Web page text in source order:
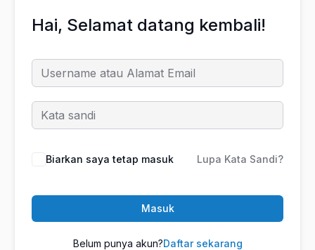
Hai, Selamat datang kembali!
Biarkan saya tetap masuk Lupa Kata Sandi?
Masuk
Belum punya akun?Daftar sekarang